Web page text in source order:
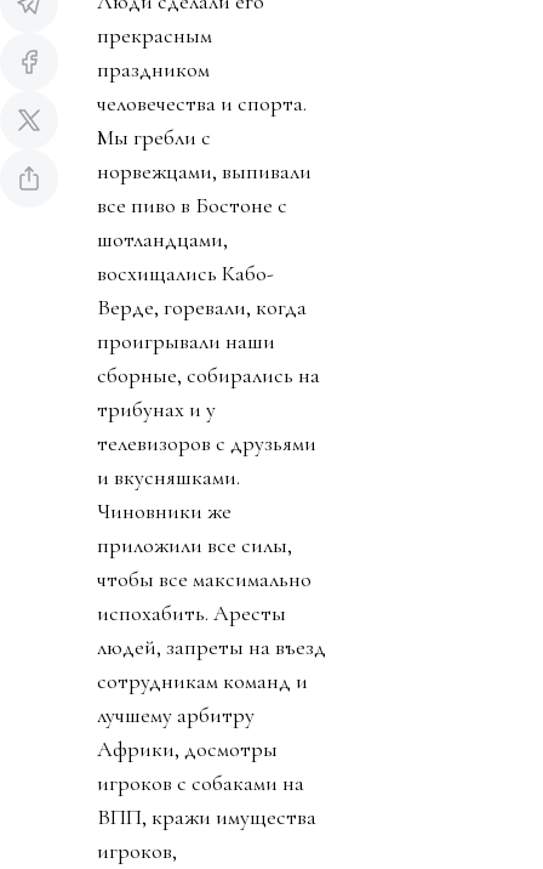
прекрасным
праздником
человечества и спорта.
Мы гребли с
норвежцами, выпивали
все пиво в Бостоне с
шотландцами,
восхищались Кабо-
Верде, горевали, когда
проигрывали наши
сборные, собирались на
трибунах и у
телевизоров с друзьями
и вкусняшками.
Чиновники же
приложили все силы,
чтобы все максимально
испохабить. Аресты
людей, запреты на въезд
сотрудникам команд и
лучшему арбитру
Африки, досмотры
игроков с собаками на
ВПП, кражи имущества
игроков,